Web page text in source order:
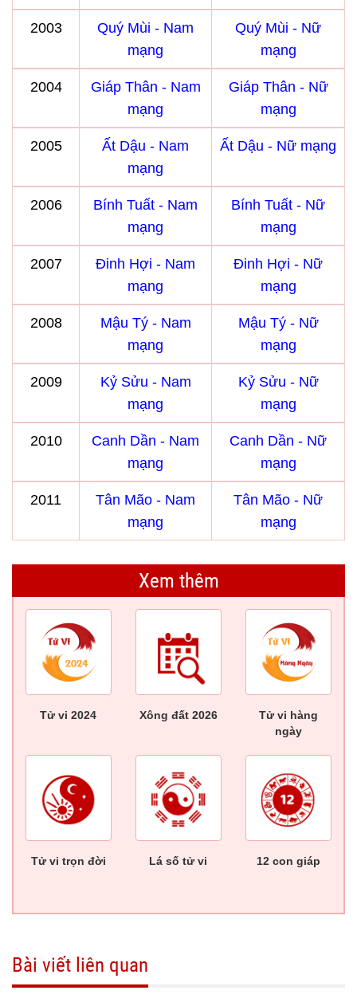
2003
Quý Mùi - Nam
mạng
Quý Mùi - Nữ
mạng
2004
Giáp Thân - Nam
mạng
Giáp Thân - Nữ
mạng
2005
Ất Dậu - Nam
mạng
Ất Dậu - Nữ mạng
2006
Bính Tuất - Nam
mạng
Bính Tuất - Nữ
mạng
2007
Đinh Hợi - Nam
mạng
Đinh Hợi - Nữ
mạng
2008
Mậu Tý - Nam
mạng
Mậu Tý - Nữ
mạng
2009
Kỷ Sửu - Nam
mạng
Kỷ Sửu - Nữ
mạng
2010
Canh Dần - Nam
mạng
Canh Dần - Nữ
mạng
2011
Tân Mão - Nam
mạng
Tân Mão - Nữ
mạng
Xem thêm
Tử vi 2024 Xông đất 2026
Tử vi hàng
ngày
Tử vi trọn đời Lá số tử vi 12 con giáp
Bài viết liên quan